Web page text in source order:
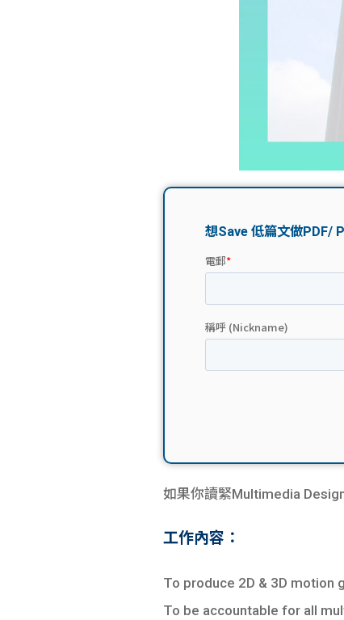
如果你讀緊Multimedia
工作內容：
To produce 2D & 3D motion
To be accountable for all